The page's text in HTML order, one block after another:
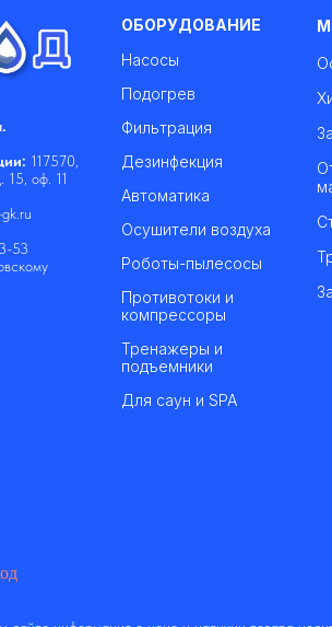
117570,
15, оф. 11
53
ОБОРУДОВАНИЕ
Насосы
Подогрев
Фильтрация
Дезинфекция
Автоматика
Осушители воздуха
Роботы-пылесосы
Противотоки и
компрессоры
Тренажеры и
подъемники
Для саун и SPA